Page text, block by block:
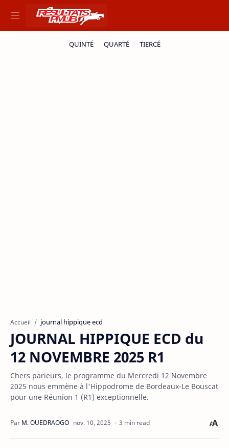
Accueil journal hippique ecd
JOURNAL HIPPIQUE ECD du
12 NOVEMBRE 2025 R1
Chers parieurs, le programme du Mercredi 12 Novembre
2025 nous emmène à l'Hippodrome de Bordeaux-Le Bouscat
pour une Réunion 1 (R1) exceptionnelle.
3 min read